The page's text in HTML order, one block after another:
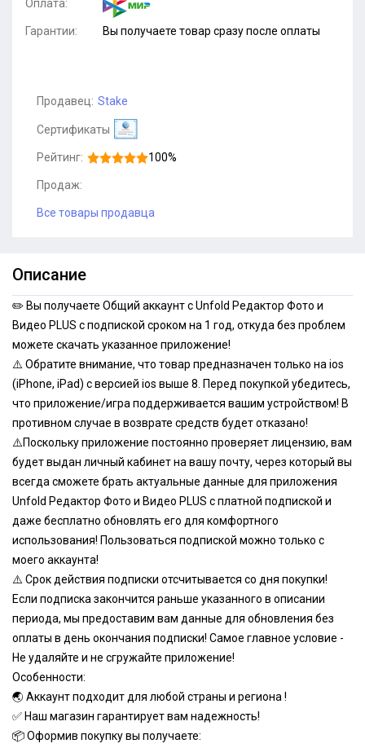
Оплата:
Гарантии: Вы получаете товар сразу после оплаты
Продавец: Stake
Сертификаты
Рейтинг: 100%
Продаж:
Все товары продавца
Описание
✏️ Вы получаете Общий аккаунт с Unfold Редактор Фото и
Видео PLUS c подпиской сроком на 1 год, откуда без проблем
можете скачать указанное приложение!
⚠️ Обратите внимание, что товар предназначен только на ios
(iPhone, iPad) с версией ios выше 8. Перед покупкой убедитесь,
что приложение/игра поддерживается вашим устройством! В
противном случае в возврате средств будет отказано!
⚠️Поскольку приложение постоянно проверяет лицензию, вам
будет выдан личный кабинет на вашу почту, через который вы
всегда сможете брать актуальные данные для приложения
Unfold Редактор Фото и Видео PLUS с платной подпиской и
даже бесплатно обновлять его для комфортного
использования! Пользоваться подпиской можно только с
моего аккаунта!
⚠️ Срок действия подписки отсчитывается со дня покупки!
Если подписка закончится раньше указанного в описании
периода, мы предоставим вам данные для обновления без
оплаты в день окончания подписки! Самое главное условие -
Не удаляйте и не сгружайте приложение!
Особенности:
🌏 Аккаунт подходит для любой страны и региона !
✅ Наш магазин гарантирует вам надежность!
📦 Оформив покупку вы получаете: